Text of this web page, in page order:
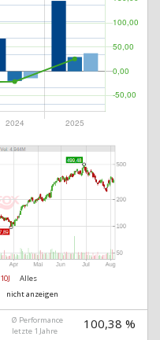
10J
Alles
nicht anzeigen
Ø Performance
letzte 1 Jahre
100,38 %